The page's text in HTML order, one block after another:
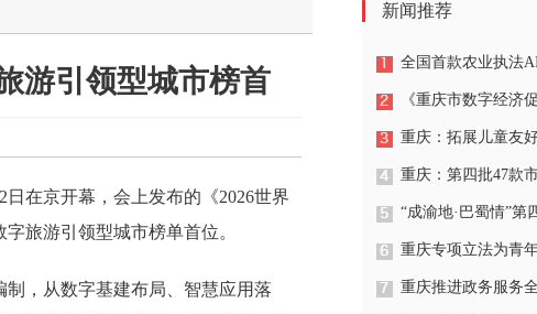
游引领型城市榜首
在京开幕，会上发布的《2026世界
旅游引领型城市榜单首位。
，从数字基建布局、智慧应用落
新闻推荐
全国首款农业执法
《重庆市数字经济
施
重庆：拓展儿童友
重庆：第四批47款
品亮相
“成渝地·巴蜀情”第
幕
重庆专项立法为青
重庆推进政务服务